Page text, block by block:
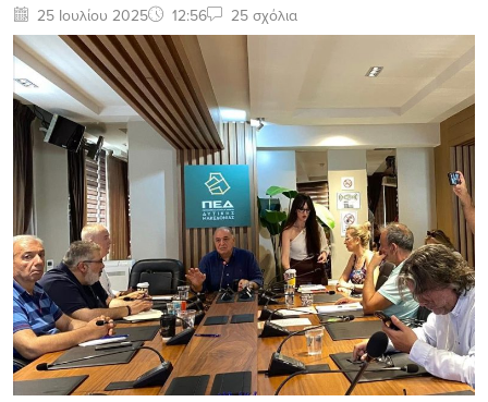
25 Ιουλίου 2025 12:56 25 σχόλια